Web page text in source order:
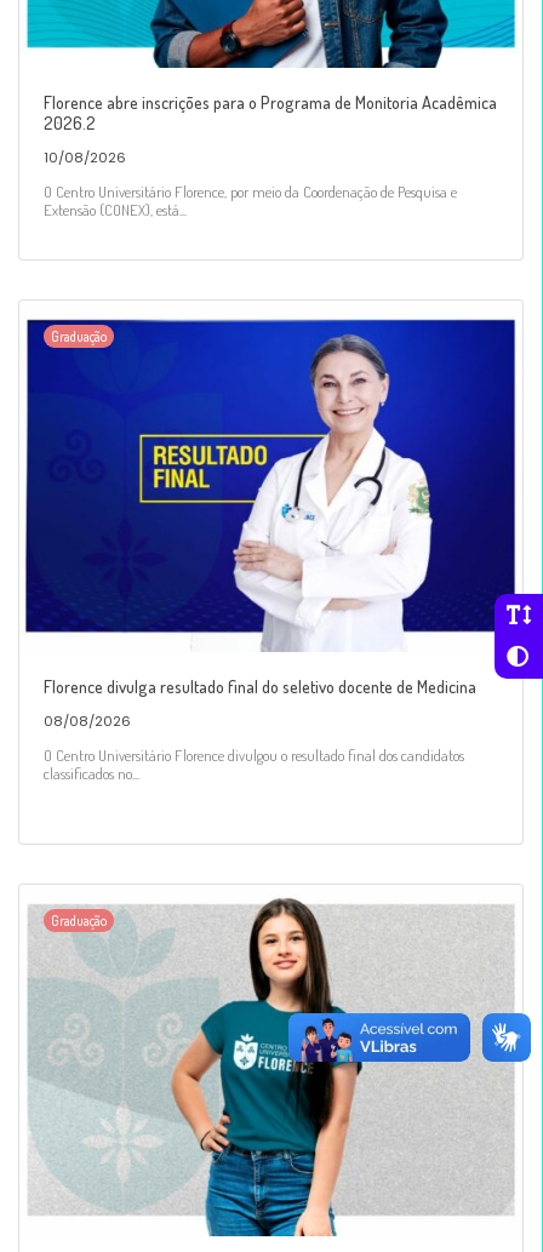
Florence abre inscrições para o Programa de Monitoria Acadêmica
2026.2
10/08/2026
O Centro Universitário Florence, por meio da Coordenação de Pesquisa e
Extensão (CONEX), está...
Graduação
Florence divulga resultado final do seletivo docente de Medicina
08/08/2026
O Centro Universitário Florence divulgou o resultado final dos candidatos
classificados no...
Graduação